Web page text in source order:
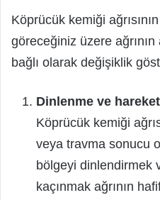
Köprücük kemiği
göreceğiniz üzere
bağlı olarak değişiklik
Dinlenme ve hareket
Köprücük kemiği
veya travma sonucu
bölgeyi dinlendirmek
kaçınmak ağrının